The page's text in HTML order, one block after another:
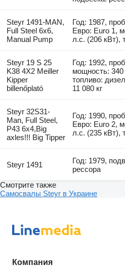
Steyr 1491-MAN,
Full Steel 6x6,
Manual Pump
Год: 1987,
Евро: Euro 1,
л.с. (206 кВт),
Steyr 19 S 25
K38 4X2 Meiller
Kipper
billenőplató
Год: 1992,
мощность:
топливо:
11 080 кг
Steyr 32S31-
Man, Full Steel,
P43 6x4,Big
axles!!! Big Tipper
Год: 1990,
Евро: Euro 2,
л.с. (235 кВт),
Steyr 1491
Год: 1979,
рессора
Смотрите также
Самосвалы Steyr в Украине
Компания